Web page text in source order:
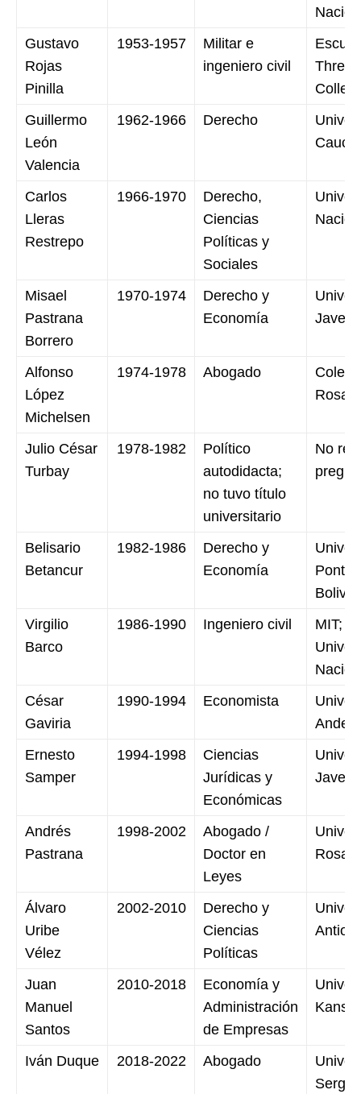
Gustavo
Rojas
Pinilla
1953-1957
Militar e
ingeniero civil
Three
Guillermo
León
Valencia
1962-1966 Derecho
Cauca
Carlos
Lleras
Restrepo
1966-1970
Derecho,
Ciencias
Políticas y
Sociales
Misael
Pastrana
Borrero
1970-1974
Derecho y
Economía
Alfonso
López
Michelsen
1974-1978 Abogado
Julio César
Turbay
1978-1982
Político
autodidacta;
no tuvo título
universitario
No
Belisario
Betancur
1982-1986
Derecho y
Economía
Virgilio
Barco
1986-1990 Ingeniero civil
MIT;
César
Gaviria
1990-1994 Economista
Andes
Ernesto
Samper
1994-1998
Ciencias
Jurídicas y
Económicas
Andrés
Pastrana
1998-2002
Abogado /
Doctor en
Leyes
Álvaro
Uribe
Vélez
2002-2010
Derecho y
Ciencias
Políticas
Juan
Manuel
Santos
2010-2018
Economía y
Administración
de Empresas
Iván Duque 2018-2022 Abogado
Sergio